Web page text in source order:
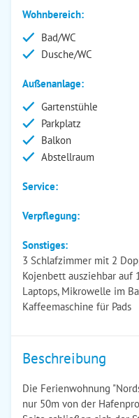
Wohnbereich:
Bad/WC
Dusche/WC
Außenanlage:
Gartenstühle
Parkplatz
Balkon
Abstellraum
Service:
Verpflegung:
Sonstiges:
3 Schlafzimmer mit 2
Kojenbett ausziehbar auf
Laptops, Mikrowelle im
Kaffeemaschine für Pads
Beschreibung
Die Ferienwohnung
nur 50m von der